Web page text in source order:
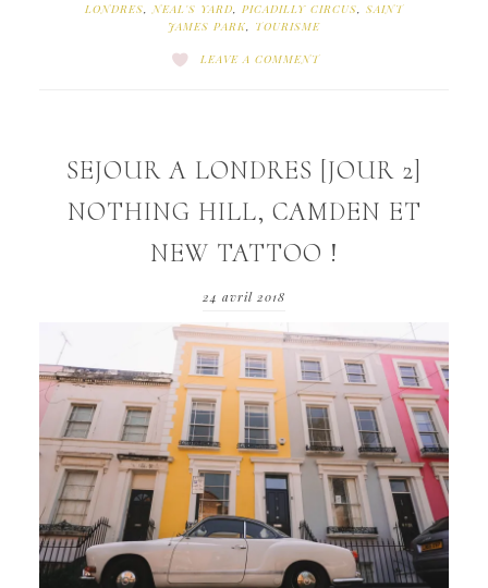
LONDRES,NEAL'S YARD, PICADILLY CIRCUS, SAINT
JAMES PARK, TOURISME
LEAVE A COMMENT
SEJOUR A LONDRES [JOUR 2]
NOTHING HILL, CAMDEN ET
NEW TATTOO !
24 avril 2018